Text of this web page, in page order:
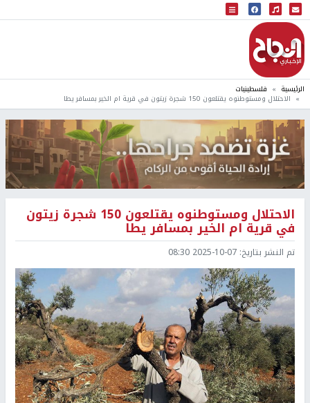
البث المباشر
إذاعة النجاح
الرئيسية فلسطينيات
الاحتلال ومستوطنوه يقتلعون 150 شجرة زيتون في قرية ام الخير بمسافر يطا
الاحتلال ومستوطنوه يقتلعون 150 شجرة زيتون
في قرية ام الخير بمسافر يطا
تم النشر بتاريخ: 2025-10-07 08:30